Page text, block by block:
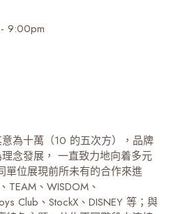
9:00pm
為十萬（10 的五次方），品牌
理念發展， 一直致力地向着多元
單位展現前所未有的合作來進
TEAM、WISDOM、
Club、StockX、DISNEY 等；與